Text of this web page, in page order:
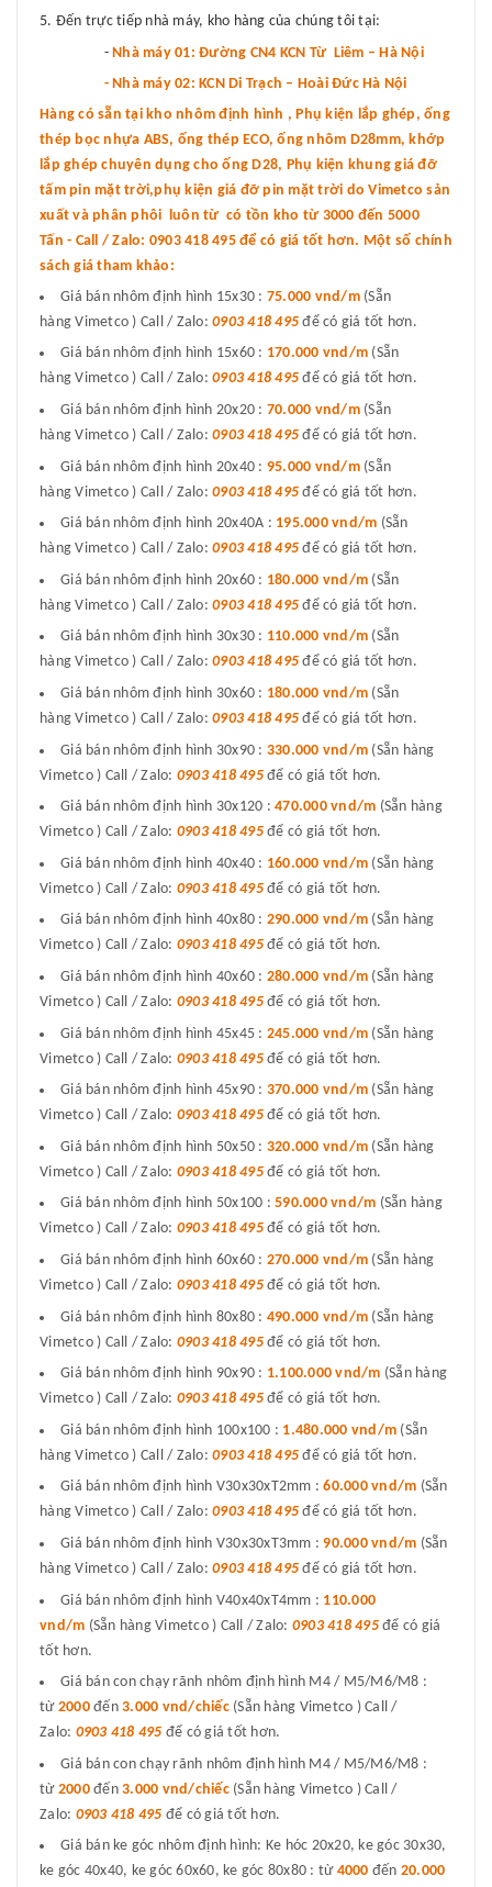
Đến trực tiếp nhà máy, kho hàng của chúng tôi tại:
- Nhà máy 01: Đường CN4 KCN Từ Liêm – Hà Nội
- Nhà máy 02: KCN Di Trạch – Hoài Đức Hà Nội
Hàng có sẵn tại kho nhôm định hình , Phụ kiện lắp ghép, ống
thép bọc nhựa ABS, ống thép ECO, ống nhôm D28mm, khớp
lắp ghép chuyên dụng cho ống D28, Phụ kiện khung giá đỡ
tấm pin mặt trời,phụ kiện giá đỡ pin mặt trời do Vimetco sản
xuất và phân phôi luôn từ có tồn kho từ 3000 đến 5000
Tấn - Call / Zalo: 0903 418 495 để có giá tốt hơn. Một số chính
sách giá tham khảo:
Giá bán nhôm định hình 15x30 : 75.000 vnd/m (Sẵn
hàng Vimetco ) Call / Zalo: 0903 418 495 để có giá tốt hơn.
Giá bán nhôm định hình 15x60 : 170.000 vnd/m (Sẵn
hàng Vimetco ) Call / Zalo: 0903 418 495 để có giá tốt hơn.
Giá bán nhôm định hình 20x20 : 70.000 vnd/m (Sẵn
hàng Vimetco ) Call / Zalo: 0903 418 495 để có giá tốt hơn.
Giá bán nhôm định hình 20x40 : 95.000 vnd/m (Sẵn
hàng Vimetco ) Call / Zalo: 0903 418 495 để có giá tốt hơn.
Giá bán nhôm định hình 20x40A : 195.000 vnd/m (Sẵn
hàng Vimetco ) Call / Zalo: 0903 418 495 để có giá tốt hơn.
Giá bán nhôm định hình 20x60 : 180.000 vnd/m (Sẵn
hàng Vimetco ) Call / Zalo: 0903 418 495 để có giá tốt hơn.
Giá bán nhôm định hình 30x30 : 110.000 vnd/m (Sẵn
hàng Vimetco ) Call / Zalo: 0903 418 495để có giá tốt hơn.
Giá bán nhôm định hình 30x60 : 180.000 vnd/m (Sẵn
hàng Vimetco ) Call / Zalo: 0903 418 495 để có giá tốt hơn.
Giá bán nhôm định hình 30x90 : 330.000 vnd/m (Sẵn hàng
Vimetco ) Call / Zalo: 0903 418 495 để có giá tốt hơn.
Giá bán nhôm định hình 30x120 : 470.000 vnd/m (Sẵn hàng
Vimetco ) Call / Zalo: 0903 418 495để có giá tốt hơn.
Giá bán nhôm định hình 40x40 : 160.000 vnd/m (Sẵn hàng
Vimetco ) Call / Zalo: 0903 418 495để có giá tốt hơn.
Giá bán nhôm định hình 40x80 : 290.000 vnd/m (Sẵn hàng
Vimetco ) Call / Zalo: 0903 418 495để có giá tốt hơn.
Giá bán nhôm định hình 40x60 : 280.000 vnd/m (Sẵn hàng
Vimetco ) Call / Zalo: 0903 418 495để có giá tốt hơn.
Giá bán nhôm định hình 45x45 : 245.000 vnd/m (Sẵn hàng
Vimetco ) Call / Zalo: 0903 418 495 để có giá tốt hơn.
Giá bán nhôm định hình 45x90 : 370.000 vnd/m (Sẵn hàng
Vimetco ) Call / Zalo: 0903 418 495để có giá tốt hơn.
Giá bán nhôm định hình 50x50 : 320.000 vnd/m (Sẵn hàng
Vimetco ) Call / Zalo: 0903 418 495để có giá tốt hơn.
Giá bán nhôm định hình 50x100 : 590.000 vnd/m (Sẵn hàng
Vimetco ) Call / Zalo: 0903 418 495để có giá tốt hơn.
Giá bán nhôm định hình 60x60 : 270.000 vnd/m (Sẵn hàng
Vimetco ) Call / Zalo: 0903 418 495để có giá tốt hơn.
Giá bán nhôm định hình 80x80 : 490.000 vnd/m (Sẵn hàng
Vimetco ) Call / Zalo: 0903 418 495để có giá tốt hơn.
Giá bán nhôm định hình 90x90 : 1.100.000 vnd/m (Sẵn hàng
Vimetco ) Call / Zalo: 0903 418 495để có giá tốt hơn.
Giá bán nhôm định hình 100x100 : 1.480.000 vnd/m (Sẵn
hàng Vimetco ) Call / Zalo: 0903 418 495 để có giá tốt hơn.
Giá bán nhôm định hình V30x30xT2mm :60.000 vnd/m (Sẵn
hàng Vimetco ) Call / Zalo: 0903 418 495 để có giá tốt hơn.
Giá bán nhôm định hình V30x30xT3mm :90.000 vnd/m (Sẵn
hàng Vimetco ) Call / Zalo: 0903 418 495 để có giá tốt hơn.
Giá bán nhôm định hình V40x40xT4mm : 110.000
vnd/m (Sẵn hàng Vimetco ) Call / Zalo: 0903 418 495để có giá
tốt hơn.
Giá bán con chạy rãnh nhôm định hình M4 / M5/M6/M8 :
từ 2000đến 3.000 vnd/chiếc(Sẵn hàng Vimetco ) Call /
Zalo: 0903 418 495 để có giá tốt hơn.
Giá bán con chạy rãnh nhôm định hình M4 / M5/M6/M8 :
từ 2000đến 3.000 vnd/chiếc(Sẵn hàng Vimetco ) Call /
Zalo: 0903 418 495 để có giá tốt hơn.
Giá bán ke góc nhôm định hình: Ke hóc 20x20, ke góc 30x30,
ke góc 40x40, ke góc 60x60, ke góc 80x80 : từ 4000 đến 20.000